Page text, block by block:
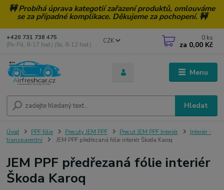
🚧 Probíhá úprava kategotií zařazení produktů, omlouváme
se za případné komplikace. Děkujeme za pochopení. 🚧
Menu
CZK
Hledat
+420 731 738 475
(Po-Pá, 8-17 hod.) (So, 8-12 hod.)
0 ks
za 0,00 Kč
Úvod PPF fólie Precuty JEM PPF Precut JEM PPF Interiér
Interiér -
transparentní
JEM PPF předřezaná fólie interiér Škoda Karoq
JEM PPF předřezaná fólie interiér
Škoda Karoq